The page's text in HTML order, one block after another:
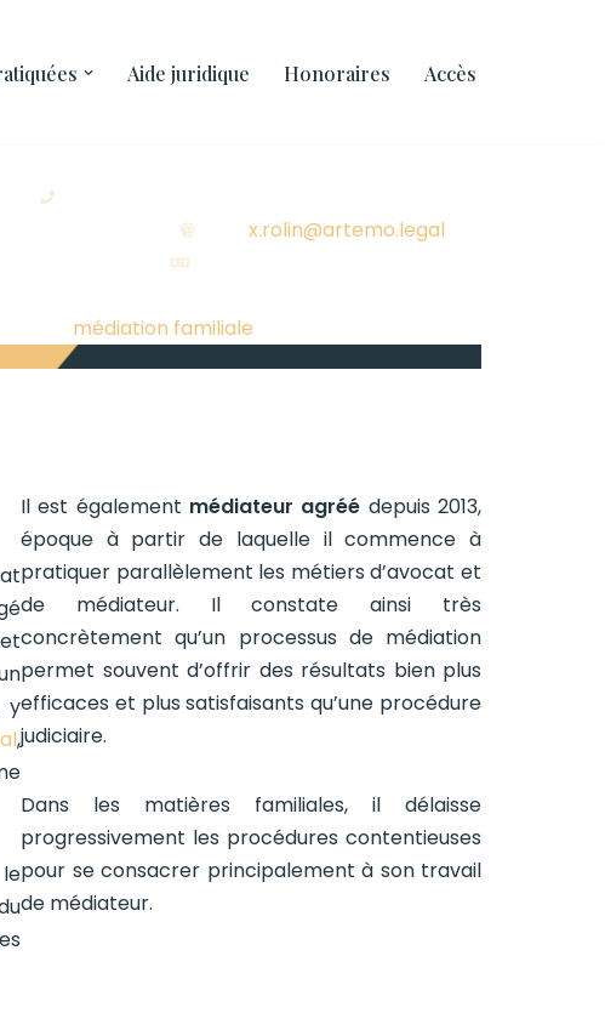
Aide juridique Honoraires Accès
x.rolin@artemo.legal
Langue de travail : Français
médiation familiale
y
,
Il est également médiateur agréé depuis 2013,
époque à partir de laquelle il commence à
pratiquer parallèlement les métiers d’avocat et
de médiateur. Il constate ainsi très
concrètement qu’un processus de médiation
permet souvent d’offrir des résultats bien plus
efficaces et plus satisfaisants qu’une procédure
judiciaire.
Dans les matières familiales, il délaisse
progressivement les procédures contentieuses
pour se consacrer principalement à son travail
de médiateur.